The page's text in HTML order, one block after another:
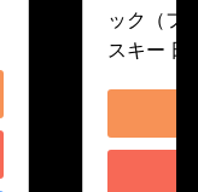
ック（フ
スキー 日